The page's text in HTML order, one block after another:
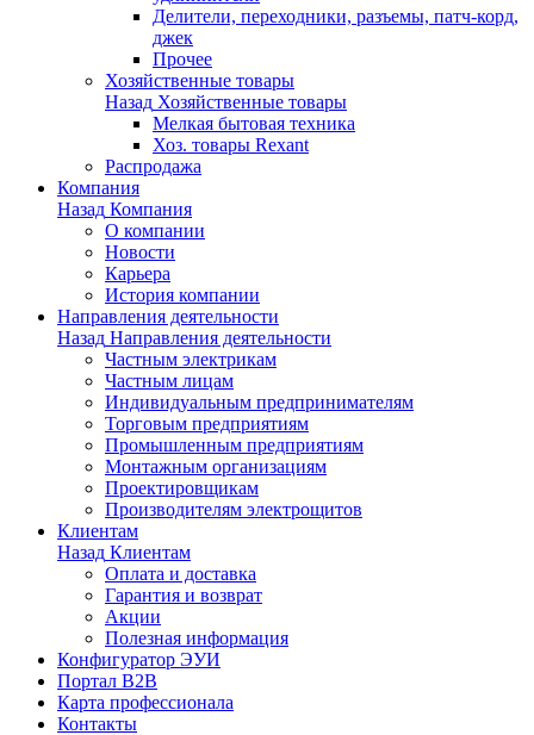
Делители, переходники, разъемы, патч-корд,
джек
Прочее
Хозяйственные товары
Назад Хозяйственные товары
Мелкая бытовая техника
Хоз. товары Rexant
Распродажа
Компания
Назад Компания
О компании
Новости
Карьера
История компании
Направления деятельности
Назад Направления деятельности
Частным электрикам
Частным лицам
Индивидуальным предпринимателям
Торговым предприятиям
Промышленным предприятиям
Монтажным организациям
Проектировщикам
Производителям электрощитов
Клиентам
Назад Клиентам
Оплата и доставка
Гарантия и возврат
Акции
Полезная информация
Конфигуратор ЭУИ
Портал B2B
Карта профессионала
Контакты